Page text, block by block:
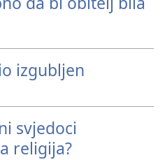
izgubljen
svjedoci
religija?